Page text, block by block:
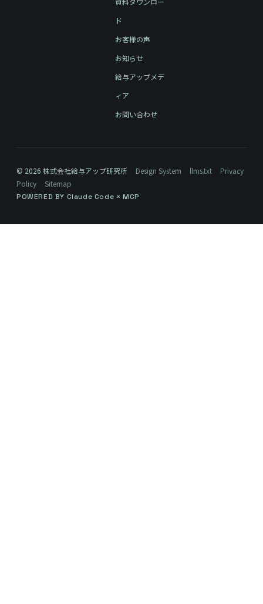
ド
お客様の声
お知らせ
給与アップメデ
ィア
お問い合わせ
© 2026 株式会社給与アップ研究所 Design System llms.txt
Privacy
Policy
Sitemap
POWERED BY Claude Code × MCP